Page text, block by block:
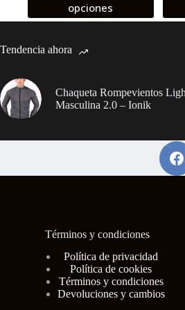
opciones
tiene
Las
se
pueden
elegir
en
página
tiene
elegir
de
Tendencia ahora
Chaqueta Rompevientos
Masculina 2.0 – Ionik
Términos y condiciones
Política de privacidad
Política de cookies
Términos y condiciones
Devoluciones y cambios